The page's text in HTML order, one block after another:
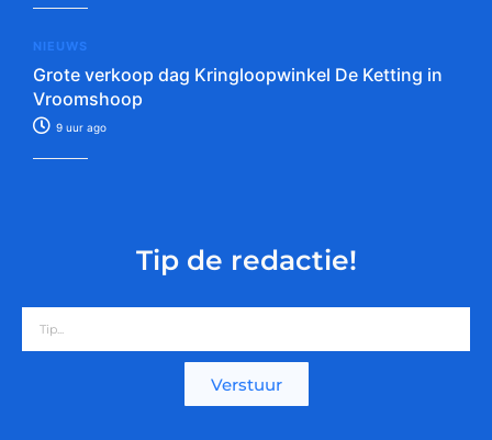
NIEUWS
Grote verkoop dag Kringloopwinkel De Ketting in
Vroomshoop
9 uur ago
Tip de redactie!
Verstuur